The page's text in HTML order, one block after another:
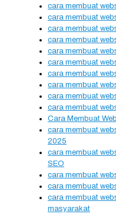
cara membuat
cara membuat
cara membuat
cara membuat
cara membuat
cara membuat
cara membuat
cara membuat
cara membuat
cara membuat
Cara Membuat
cara membuat
2025
cara membuat
SEO
cara membuat
cara membuat
cara membuat
masyarakat